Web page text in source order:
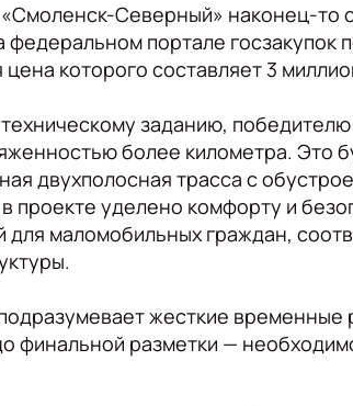
Северный» наконец-то
федеральном портале госзакупок
цена которого составляет 3
заданию,
более километра. Это
двухполосная трасса с
проекте уделено комфорту и
для маломобильных граждан,
жесткие временные
финальной разметки —